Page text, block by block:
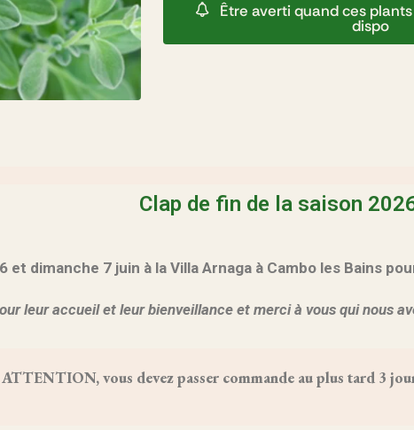
Être averti quand ces
dispo
Clap de fin de la saison
et dimanche 7 juin à la Villa Arnaga à Cambo les Bains
leur accueil et leur bienveillance et merci à vous qui nous
ATTENTION, vous devez passer commande au plus tard 3